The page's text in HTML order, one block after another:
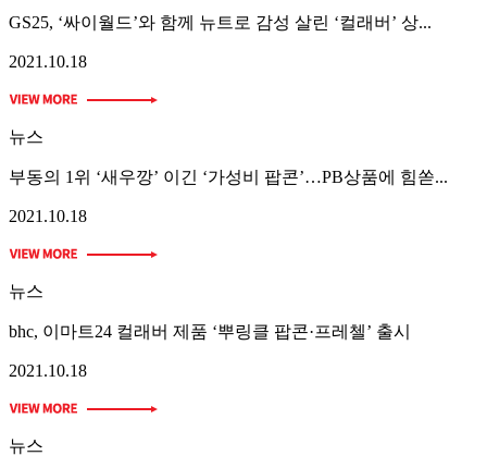
GS25, ‘싸이월드’와 함께 뉴트로 감성 살린 ‘컬래버’ 상...
2021.10.18
뉴스
부동의 1위 ‘새우깡’ 이긴 ‘가성비 팝콘’…PB상품에 힘쏟...
2021.10.18
뉴스
bhc, 이마트24 컬래버 제품 ‘뿌링클 팝콘·프레첼’ 출시
2021.10.18
뉴스